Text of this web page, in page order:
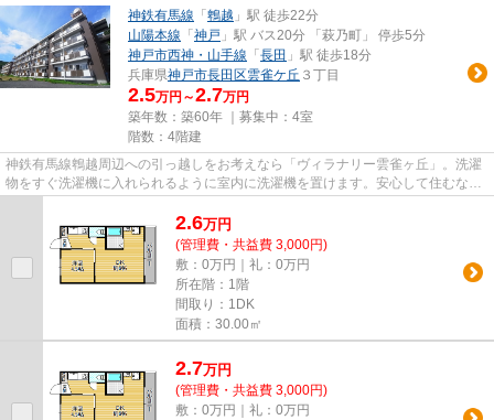
神鉄有馬線 「 鵯越 」駅 徒歩22分
山陽本線 「 神戸 」駅 バス20分 「萩乃町」 停歩5分
神戸市西神・山手線 「 長田 」駅 徒歩18分
兵庫県神戸市長田区雲雀ケ丘 ３丁目
2.5万円～2.7万円
築年数：築60年 ｜募集中： 4室
階数：4階建
神鉄有馬線鵯越周辺への引っ越しをお考えなら「ヴィラナリー雲雀ヶ丘」。洗濯
物をすぐ洗濯機に入れられるように室内に洗濯機を置けます。安心して住むな
2.6万円
(管理費・共益費 3,000円)
敷：0万円｜礼：0万円
所在階：1階
間取り：1DK
面積：30.00㎡
2.7万円
(管理費・共益費 3,000円)
敷：0万円｜礼：0万円